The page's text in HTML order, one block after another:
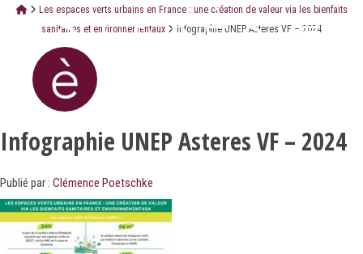
Les espaces verts urbains en France : une création de valeur via les bienfaits
sanitaires et environnementaux
Infographie UNEP Asteres VF – 2024
Infographie UNEP Asteres VF – 2024
Publié par : Clémence Poetschke